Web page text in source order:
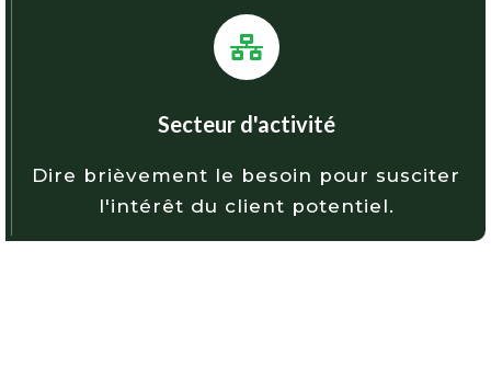
Secteur d'activité
Dire brièvement le besoin pour susciter
l'intérêt du client potentiel.